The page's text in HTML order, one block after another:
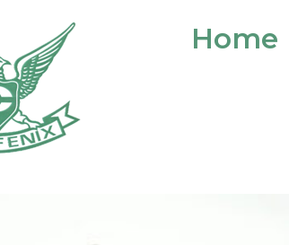
Home